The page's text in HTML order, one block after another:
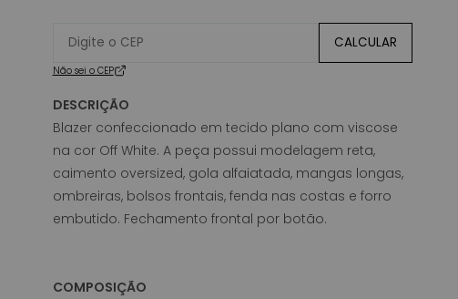
CALCULAR
Não sei o CEP
DESCRIÇÃO
Blazer confeccionado em tecido plano com viscose
na cor Off White. A peça possui modelagem reta,
caimento oversized, gola alfaiatada, mangas longas,
ombreiras, bolsos frontais, fenda nas costas e forro
embutido. Fechamento frontal por botão.
COMPOSIÇÃO